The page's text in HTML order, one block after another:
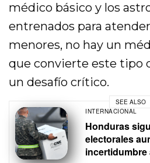
médico básico y los
entrenados para
menores, no hay un
que convierte este tipo
un desafío crítico.
SEE ALSO
INTERNACIONAL
Honduras
electorales